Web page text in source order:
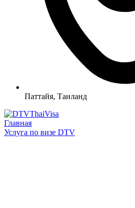
Паттайя, Таиланд
Главная
Услуга по визе DTV